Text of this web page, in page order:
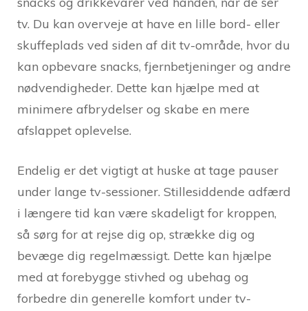
tv. Du kan overveje at have en lille bord- eller
skuffeplads ved siden af dit tv-område, hvor du
kan opbevare snacks, fjernbetjeninger og andre
nødvendigheder. Dette kan hjælpe med at
minimere afbrydelser og skabe en mere
afslappet oplevelse.
Endelig er det vigtigt at huske at tage pauser
under lange tv-sessioner. Stillesiddende adfærd
i længere tid kan være skadeligt for kroppen,
så sørg for at rejse dig op, strække dig og
bevæge dig regelmæssigt. Dette kan hjælpe
med at forebygge stivhed og ubehag og
forbedre din generelle komfort under tv-